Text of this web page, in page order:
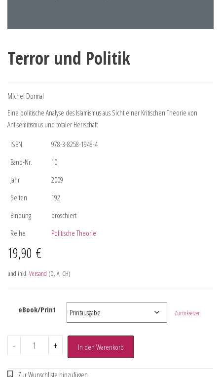
Terror und Politik
Michel Dormal
Eine politische Analyse des Islamismus aus Sicht einer Kritischen Theorie von
Antisemitismus und totaler Herrschaft
ISBN
978-3-8258-1948-4
Band-Nr.
10
Jahr
2009
Seiten
192
Bindung
broschiert
Reihe
Politische Theorie
19,90 €
und inkl. Versand (D, A, CH)
eBook/Print Zurücksetzen
- + In den Warenkorb